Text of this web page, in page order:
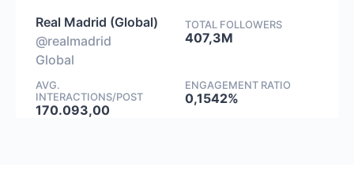
Real Madrid (Global)
@realmadrid
Global
TOTAL FOLLOWERS
407,3M
AVG.
INTERACTIONS/POST
170.093,00
ENGAGEMENT RATIO
0,1542%